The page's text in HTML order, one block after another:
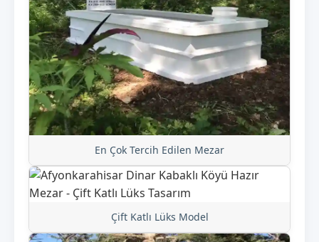
En Çok Tercih Edilen Mezar
Çift Katlı Lüks Model